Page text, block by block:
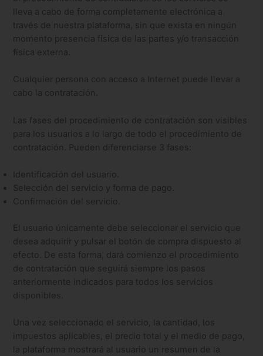
lleva a cabo de forma completamente electrónica a
través de nuestra plataforma, sin que exista en ningún
momento presencia física de las partes y/o transacción
física externa.
Cualquier persona con acceso a Internet puede llevar a
cabo la contratación.
Las fases del procedimiento de contratación son visibles
para los usuarios a lo largo de todo el procedimiento de
contratación. Pueden diferenciarse 3 fases:
Identificación del usuario.
Selección del servicio y forma de pago.
Confirmación del servicio.
El usuario únicamente debe seleccionar el servicio que
desea adquirir y pulsar el botón de compra dispuesto al
efecto. De esta forma, dará comienzo el procedimiento
de contratación que seguirá siempre los pasos
anteriormente indicados para todos los servicios
disponibles.
Una vez seleccionado el servicio, la cantidad, los
impuestos aplicables, el precio total y el medio de pago,
la plataforma mostrará al usuario un resumen de la